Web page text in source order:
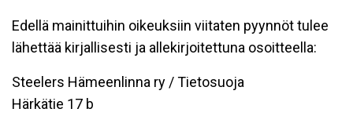
Edellä mainittuihin oikeuksiin viitaten pyynnöt tulee
lähettää kirjallisesti ja allekirjoitettuna osoitteella:
Steelers Hämeenlinna ry / Tietosuoja
Härkätie 17 b